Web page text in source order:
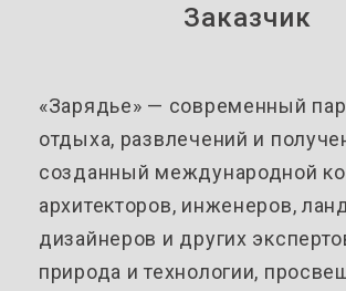
Заказчик
«Зарядье» — современный
отдыха, развлечений и
созданный международной
архитекторов, инженеров,
дизайнеров и других
природа и технологии,